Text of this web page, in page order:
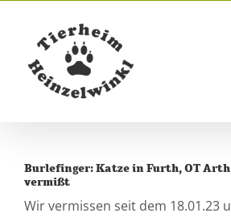
content
Burlefinger: Katze in Furth, OT Arth
vermißt
Wir vermissen seit dem 18.01.23